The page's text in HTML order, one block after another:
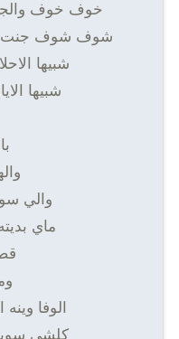
خوف خوف
شوف شوف جنت
شبيها
شبيها
والي
ماي
الوفا
كلشي